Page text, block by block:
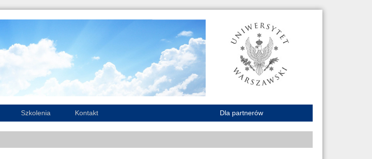
Szkolenia Kontakt Dla partnerów